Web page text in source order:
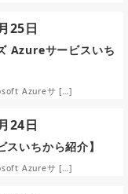
Azureサービスいち
Azureサ […]
25日
いちから紹介】
Azureサ […]
24日